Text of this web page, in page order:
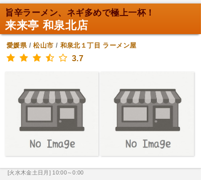
旨辛ラーメン、ネギ多めで極上一杯！
来来亭 和泉北店
愛媛県/松山市 / 和泉北１丁目 ラーメン屋
3.7
[火水木金土日月] 10:00～0:00